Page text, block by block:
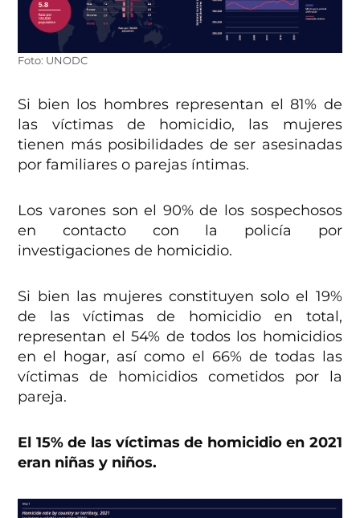
Foto: UNODC
Si bien los hombres representan el 81% de
las víctimas de homicidio, las mujeres
tienen más posibilidades de ser asesinadas
por familiares o parejas íntimas.
Los varones son el 90% de los sospechosos
en contacto con la policía por
investigaciones de homicidio.
Si bien las mujeres constituyen solo el 19%
de las víctimas de homicidio en total,
representan el 54% de todos los homicidios
en el hogar, así como el 66% de todas las
víctimas de homicidios cometidos por la
pareja.
El 15% de las víctimas de homicidio en 2021
eran niñas y niños.